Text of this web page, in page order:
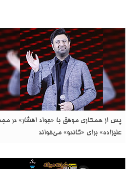
پس از همکاری موفق با «جواد افشار» در
علیزاده» برای «گاندو» می‌خواند